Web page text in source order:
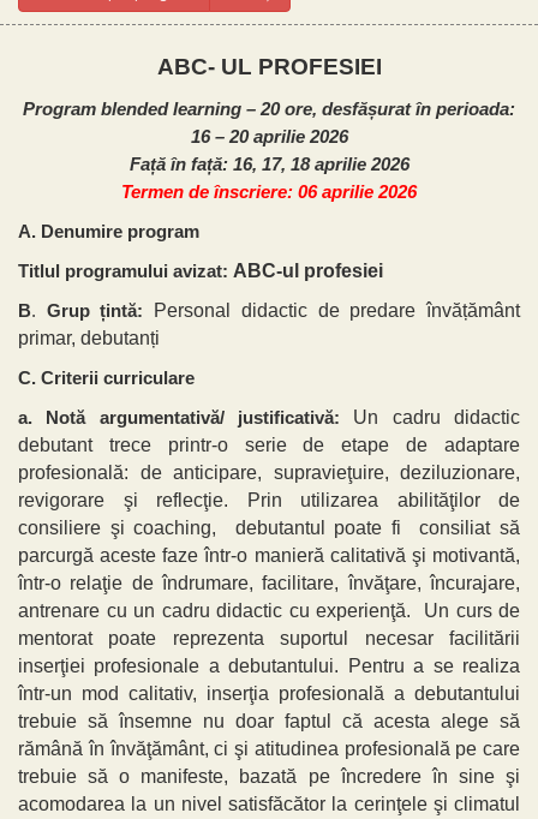
ABC- UL PROFESIEI
Program blended learning – 20 ore, desfășurat în perioada:
16 – 20 aprilie 2026
Față în față: 16, 17, 18 aprilie 2026
Termen de înscriere: 06 aprilie 2026
A. Denumire program
Titlul programului avizat: ABC-ul profesiei
B. Grup țintă:
Personal didactic de predare învățământ
primar, debutanți
C. Criterii curriculare
a. Notă argumentativă/ justificativă: Un cadru didactic
debutant trece printr-o serie de etape de adaptare
profesională: de anticipare, supravieţuire, deziluzionare,
revigorare şi reflecţie. Prin utilizarea abilităţilor de
consiliere şi coaching, debutantul poate fi consiliat să
parcurgă aceste faze într-o manieră calitativă şi motivantă,
într-o relaţie de îndrumare, facilitare, învăţare, încurajare,
antrenare cu un cadru didactic cu experienţă. Un curs de
mentorat poate reprezenta suportul necesar facilitării
inserţiei profesionale a debutantului. Pentru a se realiza
într-un mod calitativ, inserţia profesională a debutantului
trebuie să însemne nu doar faptul că acesta alege să
rămână în învăţământ, ci şi atitudinea profesională pe care
trebuie să o manifeste, bazată pe încredere în sine şi
acomodarea la un nivel satisfăcător la cerinţele şi climatul